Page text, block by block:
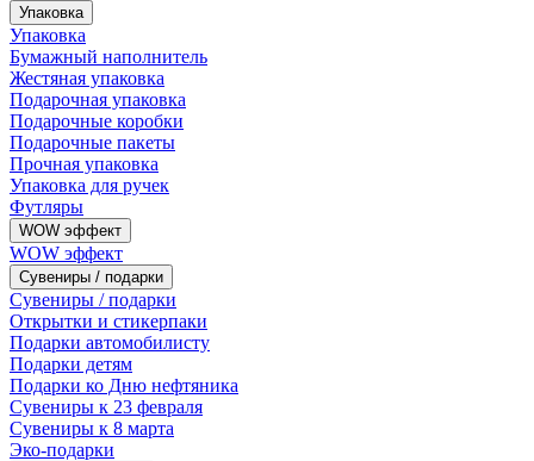
Упаковка
Упаковка
Бумажный наполнитель
Жестяная упаковка
Подарочная упаковка
Подарочные коробки
Подарочные пакеты
Прочная упаковка
Упаковка для ручек
Футляры
WOW эффект
WOW эффект
Сувениры / подарки
Сувениры / подарки
Открытки и стикерпаки
Подарки автомобилисту
Подарки детям
Подарки ко Дню нефтяника
Сувениры к 23 февраля
Сувениры к 8 марта
Эко-подарки